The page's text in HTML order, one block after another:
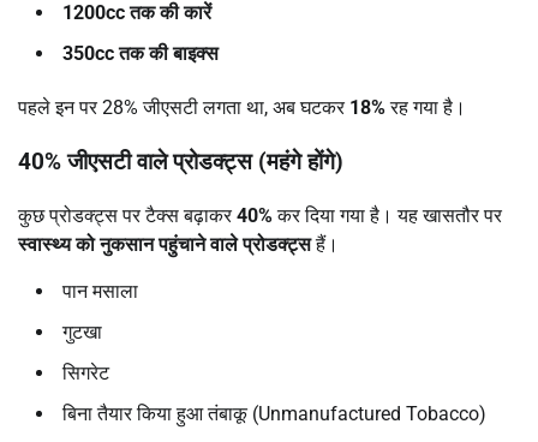
1200ccतक की कारें
350ccतक की बाइक्स
पहले इन पर 28% जीएसटी लगता था, अब घटकर 18%रह गया है।
40%जीएसटी वाले प्रोडक्ट्स (महंगे होंगे)
कुछ प्रोडक्ट्स पर टैक्स बढ़ाकर40%कर दिया गया है। यह खासतौर पर
स्वास्थ्य को नुकसान पहुंचाने वाले प्रोडक्ट्सहैं।
पान मसाला
गुटखा
सिगरेट
बिना तैयार किया हुआ तंबाकू (Unmanufactured Tobacco)